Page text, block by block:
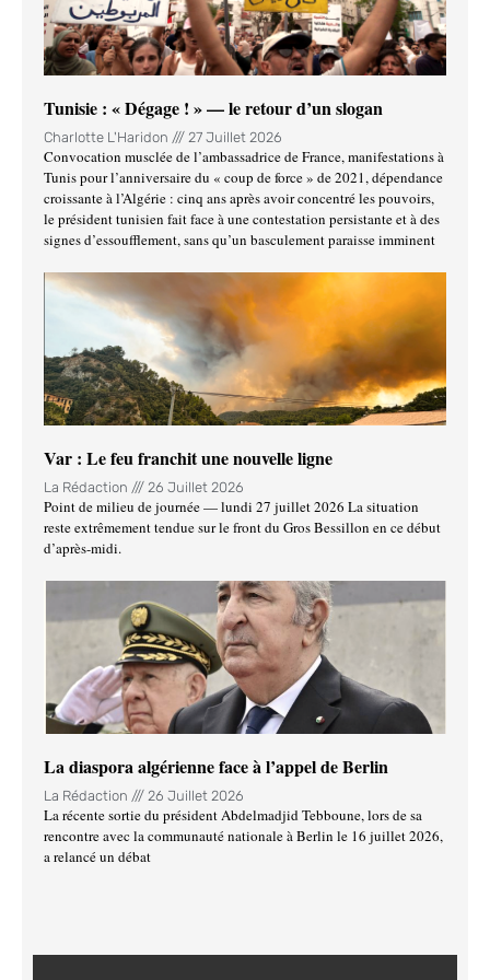
Tunisie : « Dégage ! » — le retour d’un slogan
Charlotte L'Haridon 27 Juillet 2026
Convocation musclée de l’ambassadrice de France, manifestations à
Tunis pour l’anniversaire du « coup de force » de 2021, dépendance
croissante à l’Algérie : cinq ans après avoir concentré les pouvoirs,
le président tunisien fait face à une contestation persistante et à des
signes d’essoufflement, sans qu’un basculement paraisse imminent
Var : Le feu franchit une nouvelle ligne
La Rédaction 26 Juillet 2026
Point de milieu de journée — lundi 27 juillet 2026 La situation
reste extrêmement tendue sur le front du Gros Bessillon en ce début
d’après-midi.
La diaspora algérienne face à l’appel de Berlin
La Rédaction 26 Juillet 2026
La récente sortie du président Abdelmadjid Tebboune, lors de sa
rencontre avec la communauté nationale à Berlin le 16 juillet 2026,
a relancé un débat